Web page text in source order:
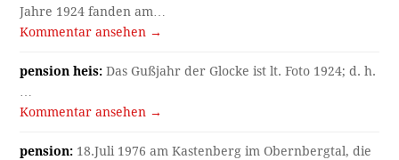
Jahre 1924 fanden am…
Kommentar ansehen →
pension heis: Das Gußjahr der Glocke ist lt. Foto 1924; d. h.
…
Kommentar ansehen →
pension: 18.Juli 1976 am Kastenberg im Obernbergtal, die